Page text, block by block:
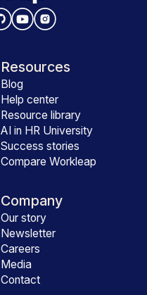
Resources
Blog
Help center
Resource library
AI in HR University
Success stories
Compare Workleap
Company
Our story
Newsletter
Careers
Media
Contact